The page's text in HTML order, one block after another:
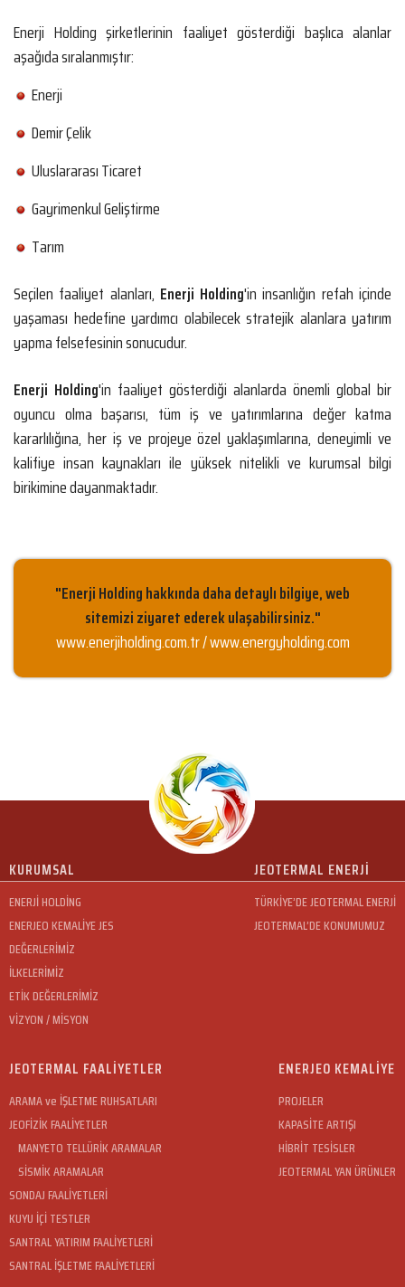
Enerji Holding şirketlerinin faaliyet gösterdiği başlıca alanlar
aşağıda sıralanmıştır:
Enerji
Demir Çelik
Uluslararası Ticaret
Gayrimenkul Geliştirme
Tarım
Seçilen faaliyet alanları, Enerji Holding'in insanlığın refah içinde
yaşaması hedefine yardımcı olabilecek stratejik alanlara yatırım
yapma felsefesinin sonucudur.
Enerji Holding'in faaliyet gösterdiği alanlarda önemli global bir
oyuncu olma başarısı, tüm iş ve yatırımlarına değer katma
kararlılığına, her iş ve projeye özel yaklaşımlarına, deneyimli ve
kalifiye insan kaynakları ile yüksek nitelikli ve kurumsal bilgi
birikimine dayanmaktadır.
"Enerji Holding hakkında daha detaylı bilgiye, web
sitemizi ziyaret ederek ulaşabilirsiniz."
www.enerjiholding.com.tr / www.energyholding.com
KURUMSAL
ENERJİ HOLDİNG
ENERJEO KEMALİYE JES
DEĞERLERİMİZ
İLKELERİMİZ
ETİK DEĞERLERİMİZ
VİZYON / MİSYON
JEOTERMAL ENERJİ
TÜRKİYE’DE JEOTERMAL ENERJİ
JEOTERMAL’DE KONUMUMUZ
JEOTERMAL FAALİYETLER
ARAMA ve İŞLETME RUHSATLARI
JEOFİZİK FAALİYETLER
MANYETO TELLÜRİK ARAMALAR
SİSMİK ARAMALAR
SONDAJ FAALİYETLERİ
KUYU İÇİ TESTLER
SANTRAL YATIRIM FAALİYETLERİ
SANTRAL İŞLETME FAALİYETLERİ
ENERJEO KEMALİYE
PROJELER
KAPASİTE ARTIŞI
HİBRİT TESİSLER
JEOTERMAL YAN ÜRÜNLER